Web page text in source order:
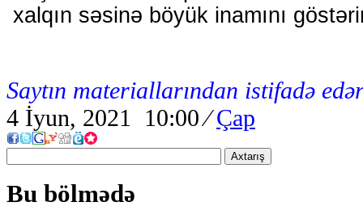
xalqın səsinə böyük inamını
Saytın materiallarından istifadə
4 İyun, 2021 10:00⁄ Çap
Axtarış
Bu bölmədə